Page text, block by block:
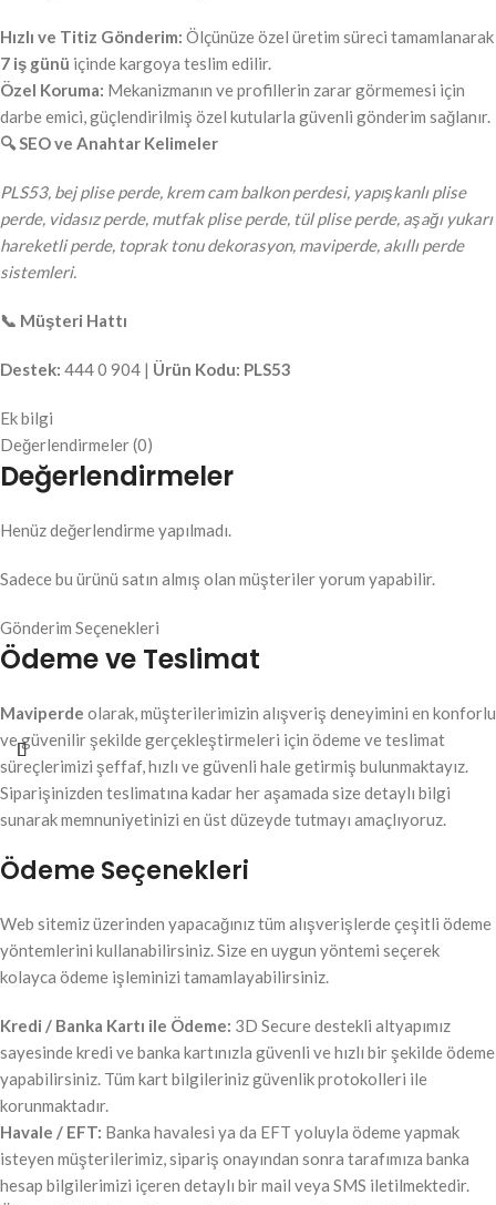
Hızlı ve Titiz Gönderim: Ölçünüze özel üretim süreci tamamlanarak
7 iş günü içinde kargoya teslim edilir.
Özel Koruma: Mekanizmanın ve profillerin zarar görmemesi için
darbe emici, güçlendirilmiş özel kutularla güvenli gönderim sağlanır.
🔍 SEO ve Anahtar Kelimeler
PLS53, bej plise perde, krem cam balkon perdesi, yapışkanlı plise
perde, vidasız perde, mutfak plise perde, tül plise perde, aşağı yukarı
hareketli perde, toprak tonu dekorasyon, maviperde, akıllı perde
sistemleri.
📞 Müşteri Hattı
Destek: 444 0 904 | Ürün Kodu: PLS53
Ek bilgi
Değerlendirmeler (0)
Değerlendirmeler
Henüz değerlendirme yapılmadı.
Sadece bu ürünü satın almış olan müşteriler yorum yapabilir.
Gönderim Seçenekleri
Ödeme ve Teslimat
Maviperde olarak, müşterilerimizin alışveriş deneyimini en konforlu
ve güvenilir şekilde gerçekleştirmeleri için ödeme ve teslimat
süreçlerimizi şeffaf, hızlı ve güvenli hale getirmiş bulunmaktayız.
Siparişinizden teslimatına kadar her aşamada size detaylı bilgi
sunarak memnuniyetinizi en üst düzeyde tutmayı amaçlıyoruz.
Ödeme Seçenekleri
Web sitemiz üzerinden yapacağınız tüm alışverişlerde çeşitli ödeme
yöntemlerini kullanabilirsiniz. Size en uygun yöntemi seçerek
kolayca ödeme işleminizi tamamlayabilirsiniz.
Kredi / Banka Kartı ile Ödeme: 3D Secure destekli altyapımız
sayesinde kredi ve banka kartınızla güvenli ve hızlı bir şekilde ödeme
yapabilirsiniz. Tüm kart bilgileriniz güvenlik protokolleri ile
korunmaktadır.
Havale / EFT: Banka havalesi ya da EFT yoluyla ödeme yapmak
isteyen müşterilerimiz, sipariş onayından sonra tarafımıza banka
hesap bilgilerimizi içeren detaylı bir mail veya SMS iletilmektedir.